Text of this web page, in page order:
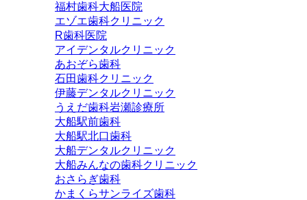
福村歯科大船医院
エゾエ歯科クリニック
R歯科医院
アイデンタルクリニック
あおぞら歯科
石田歯科クリニック
伊藤デンタルクリニック
うえだ歯科岩瀬診療所
大船駅前歯科
大船駅北口歯科
大船デンタルクリニック
大船みんなの歯科クリニック
おさらぎ歯科
かまくらサンライズ歯科